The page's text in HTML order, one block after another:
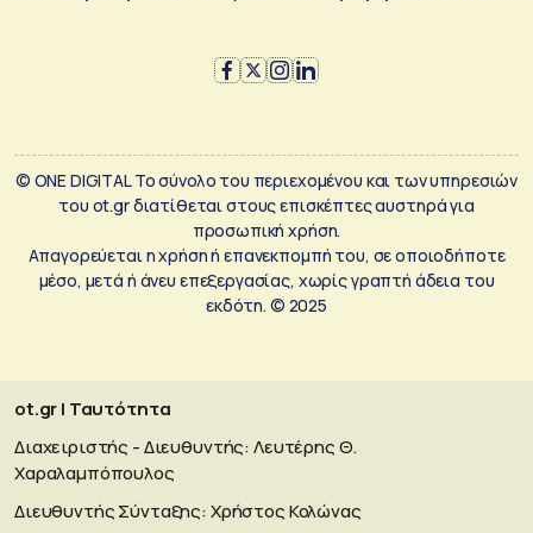
© ONE DIGITAL Το σύνολο του περιεχομένου και των υπηρεσιών
του ot.gr διατίθεται στους επισκέπτες αυστηρά για
προσωπική χρήση.
Απαγορεύεται η χρήση ή επανεκπομπή του, σε οποιοδήποτε
μέσο, μετά ή άνευ επεξεργασίας, χωρίς γραπτή άδεια του
εκδότη. © 2025
ot.gr | Ταυτότητα
Διαχειριστής - Διευθυντής: Λευτέρης Θ.
Χαραλαμπόπουλος
Διευθυντής Σύνταξης: Χρήστος Κολώνας